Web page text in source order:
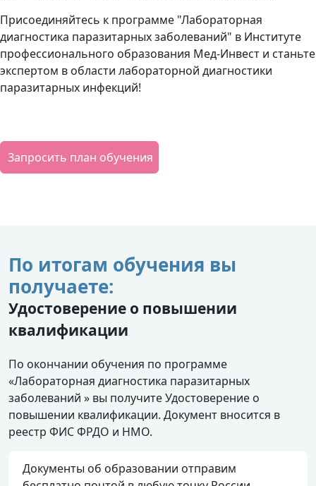
Присоединяйтесь к программе "Лабораторная
диагностика паразитарных заболеваний" в Институте
профессионального образования Мед-Инвест и станьте
экспертом в области лабораторной диагностики
паразитарных инфекций!
Запросить план обучения
По итогам обучения вы
получаете:
Удостоверение о повышении
квалификации
По окончании обучения по программе
«Лабораторная диагностика паразитарных
заболеваний » вы получите Удостоверение о
повышении квалификации. Документ вносится в
реестр ФИС ФРДО и НМО.
Документы об образовании отправим